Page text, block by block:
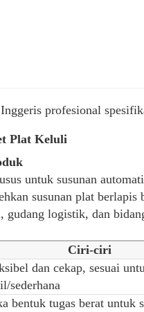
profesional
Plat Keluli
untuk susunan
susunan plat
gudang logistik, dan
Ciri-ciri
dan cekap, sesuai
sederhana
bentuk tugas berat untuk